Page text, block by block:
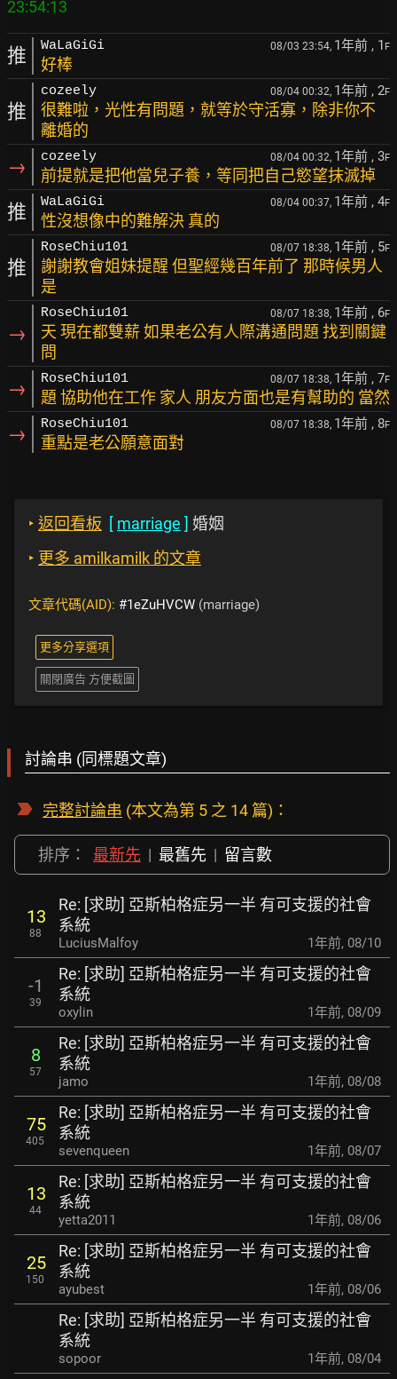
推 WaLaGiGi 08/03 23:54, 1年前 , 1 F
好棒
推
cozeely 08/04 00:32, 1年前 , 2F
很難啦，光性有問題，就等於守活寡，除非你不
離婚的
→ cozeely 08/04 00:32, 1年前 , 3F
前提就是把他當兒子養，等同把自己慾望抹滅掉
推 WaLaGiGi 08/04 00:37, 1年前 , 4F
性沒想像中的難解決 真的
推
RoseChiu101 08/07 18:38, 1年前 , 5F
謝謝教會姐妹提醒 但聖經幾百年前了 那時候男人
是
→
RoseChiu101 08/07 18:38, 1年前 , 6F
天 現在都雙薪 如果老公有人際溝通問題 找到關鍵
問
→ RoseChiu101 08/07 18:38, 1年前 , 7F
題 協助他在工作 家人 朋友方面也是有幫助的 當然
→ RoseChiu101 08/07 18:38, 1年前 , 8F
重點是老公願意面對
‣ 返回看板 [ marriage ] 婚姻
‣ 更多 amilkamilk 的文章
文章代碼(AID): #1eZuHVCW (marriage)
更多分享選項
關閉廣告 方便截圖
討論串 (同標題文章)
完整討論串 (本文為第 5 之 14 篇)：
排序： 最新先 | 最舊先 | 留言數
13
88
Re: [求助] 亞斯柏格症另一半 有可支援的社會
系統
LuciusMalfoy 1年前, 08/10
-1
39
Re: [求助] 亞斯柏格症另一半 有可支援的社會
系統
oxylin 1年前, 08/09
8
57
Re: [求助] 亞斯柏格症另一半 有可支援的社會
系統
jamo 1年前, 08/08
75
405
Re: [求助] 亞斯柏格症另一半 有可支援的社會
系統
sevenqueen 1年前, 08/07
13
44
Re: [求助] 亞斯柏格症另一半 有可支援的社會
系統
yetta2011 1年前, 08/06
25
150
Re: [求助] 亞斯柏格症另一半 有可支援的社會
系統
ayubest 1年前, 08/06
Re: [求助] 亞斯柏格症另一半 有可支援的社會
系統
sopoor 1年前, 08/04